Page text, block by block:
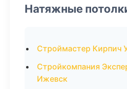
Натяжные
Строймастер Кирпич
Стройкомпания
Ижевск